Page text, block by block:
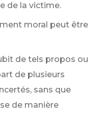
de la victime.
moral peut être
de tels propos ou
de plusieurs
sans que
de manière